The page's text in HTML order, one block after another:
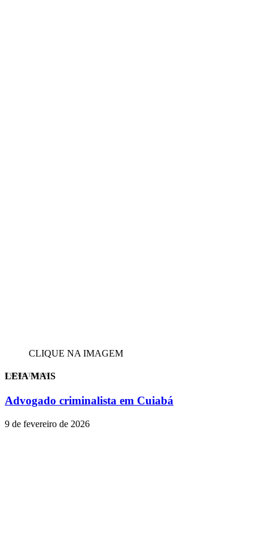
CLIQUE NA IMAGEM
EVINIS TALON
LEIA MAIS
Advogado criminalista em Cuiabá
9 de fevereiro de 2026